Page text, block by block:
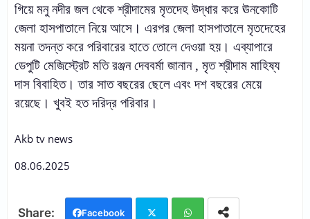
গিয়ে মনু নদীর জল থেকে শ্রীদামের মৃতদেহ উদ্ধার করে ঊনকোটি
জেলা হাসপাতালে নিয়ে আসে। এরপর জেলা হাসপাতালে মৃতদেহের
ময়না তদন্ত করে পরিবারের হাতে তোলে দেওয়া হয়। এব্যাপারে
ডেপুটি মেজিস্ট্রেট মতি রঞ্জন দেববর্মা জানান , মৃত শ্রীদাম মাহিষ্য
দাস বিবাহিত। তার সাত বছরের ছেলে এবং দশ বছরের মেয়ে
রয়েছে। খুবই হত দরিদ্র পরিবার।
Akb tv news
08.06.2025
Facebook